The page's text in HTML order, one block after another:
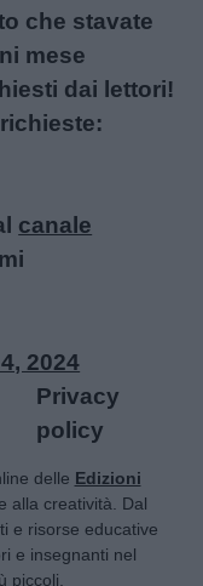
che stavate
mese
dai lettori!
canale
2024
Privacy
policy
delle Edizioni
alla creatività. Dal
e risorse educative
e insegnanti nel
piccoli.